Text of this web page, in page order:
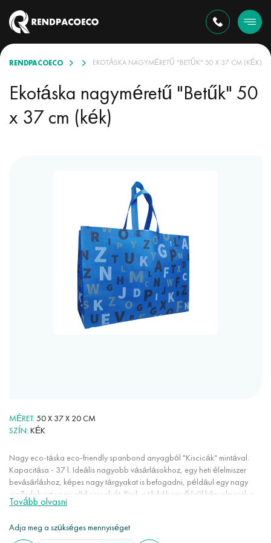
RENDPACOECO
VÁLASZTÉKBAN EKOTÁSKA NAGYMÉRETŰ "BETŰK" 50 X 37 CM (KÉK)
Ekotáska nagyméretű "Betűk" 50
x 37 cm (kék)
MÉRET 50 X 37 X 20 CM
SZÍN
KÉK
Nagy eco-táska eco-friendly spanbond anyagból "Kiscicák" mintával.
Kapacitása - 37 l. Ideális nagyobb vásárlásokhoz, egy heti élelmiszer
bevásárláshoz, képes nagy tárgyakat is befogadni, például egy nagy
cipősdobozt vagy görkorcsolyát. Ezek a táskák rendkívül kényelmesek a
mindennapi használatban: nagyon tágasak, könnyűek, nem nyúlnak, nem
spanbond 100% eco-friendly anyag, mivel újrahasznosítható, megújuló
Tovább olvasni
Adja meg a szükséges mennyiséget